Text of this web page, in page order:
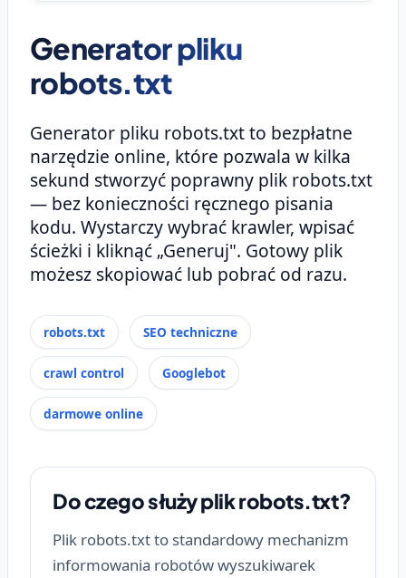
Generator pliku
robots.txt
Generator pliku robots.txt to bezpłatne
narzędzie online, które pozwala w kilka
sekund stworzyć poprawny plik robots.txt
— bez konieczności ręcznego pisania
kodu. Wystarczy wybrać krawler, wpisać
ścieżki i kliknąć „Generuj". Gotowy plik
możesz skopiować lub pobrać od razu.
robots.txt SEO techniczne
crawl control Googlebot
darmowe online
Do czego służy plik robots.txt?
Plik robots.txt to standardowy mechanizm
informowania robotów wyszukiwarek